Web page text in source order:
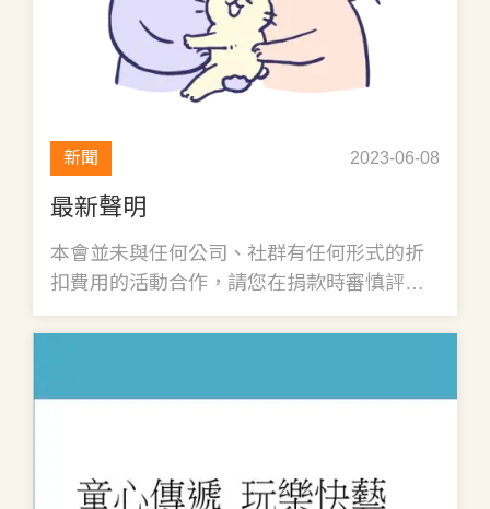
新聞 2023-06-08
最新聲明
本會並未與任何公司、社群有任何形式的折
扣費用的活動合作，請您在捐款時審慎評估
其合理與合法性，以免您的權益受損。